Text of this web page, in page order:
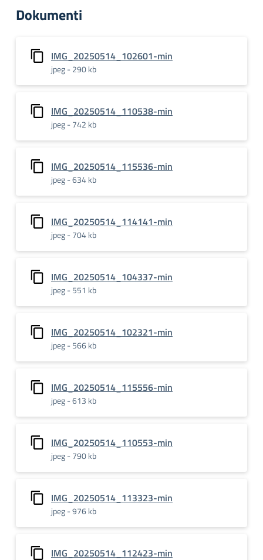
Dokumenti
IMG_20250514_102601-min
jpeg - 290 kb
IMG_20250514_110538-min
jpeg - 742 kb
IMG_20250514_115536-min
jpeg - 634 kb
IMG_20250514_114141-min
jpeg - 704 kb
IMG_20250514_104337-min
jpeg - 551 kb
IMG_20250514_102321-min
jpeg - 566 kb
IMG_20250514_115556-min
jpeg - 613 kb
IMG_20250514_110553-min
jpeg - 790 kb
IMG_20250514_113323-min
jpeg - 976 kb
IMG_20250514_112423-min